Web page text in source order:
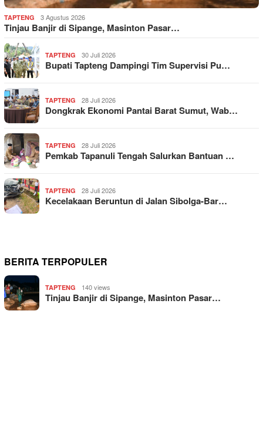
TAPTENG 3 Agustus 2026
Tinjau Banjir di Sipange, Masinton Pasar…
TAPTENG 30 Juli 2026
Bupati Tapteng Dampingi Tim Supervisi Pu…
TAPTENG 28 Juli 2026
Dongkrak Ekonomi Pantai Barat Sumut, Wab…
TAPTENG 28 Juli 2026
Pemkab Tapanuli Tengah Salurkan Bantuan …
TAPTENG 28 Juli 2026
Kecelakaan Beruntun di Jalan Sibolga-Bar…
BERITA TERPOPULER
TAPTENG 140 views
Tinjau Banjir di Sipange, Masinton Pasar…